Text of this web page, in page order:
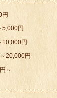
円
5,000円
10,000円
20,000円
～